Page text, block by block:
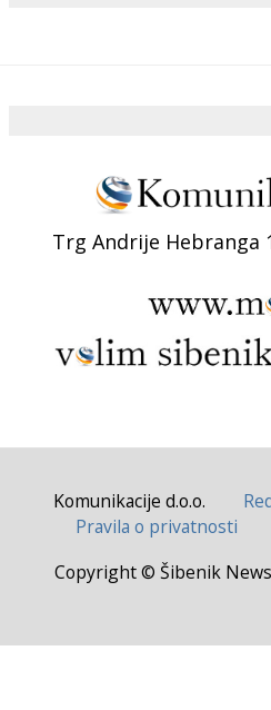
Trg Andrije Hebranga
Komunikacije d.o.o.
Pravila o privatnosti
Copyright © Šibenik